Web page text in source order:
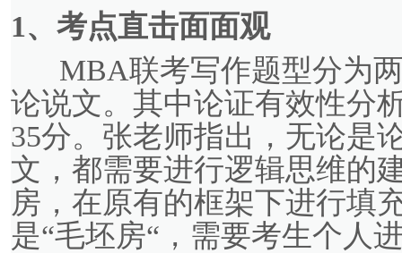
1、 考点直击面面观
MBA联考写作题型分为两
论说文。其中论证有效性分
35分。张老师指出，无论是
文，都需要进行逻辑思维的
房，在原有的框架下进行填
是“毛坯房“，需要考生个人